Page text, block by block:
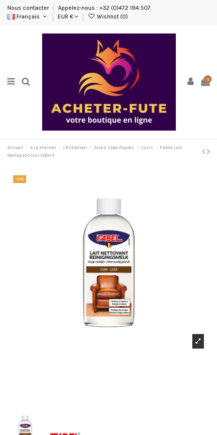
Nous contacter
Appelez-nous : +32 (0)472 194 507
Français
EUR € Wishlist (0)
0
Accueil A la Maison L'Entretien Soins Spécifiques Cuirs
Fabel Lait
Nettoyant Cuir 200ml
-10%